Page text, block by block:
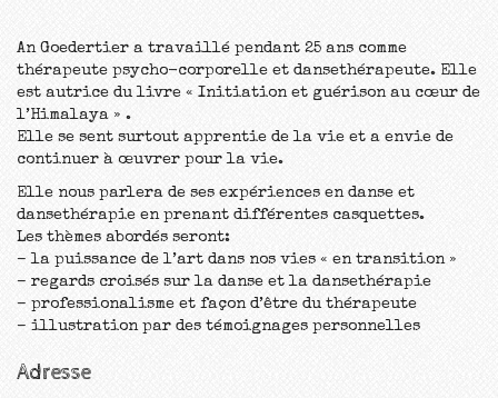
An Goedertier a travaillé pendant 25 ans comme
thérapeute psycho-corporelle et dansethérapeute. Elle
est autrice du livre « Initiation et guérison au cœur de
l’Himalaya » .
Elle se sent surtout apprentie de la vie et a envie de
continuer à œuvrer pour la vie.
Elle nous parlera de ses expériences en danse et
dansethérapie en prenant différentes casquettes.
Les thèmes abordés seront:
– la puissance de l’art dans nos vies « en transition »
– regards croisés sur la danse et la dansethérapie
– professionalisme et façon d’être du thérapeute
– illustration par des témoignages personnelles
Adresse